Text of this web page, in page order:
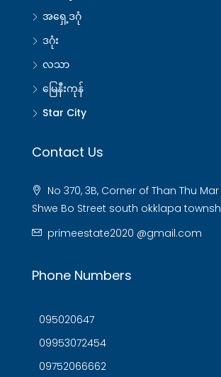
အရှေ့ဒဂုံ
ဒဂုံး
လသာ
မြေနီးကုန်
Star City
Contact Us
No 370, 3B, Corner of Than Thu
Shwe Bo Street south okklapa
primeestate2020 @gmail.com
Phone Numbers
095020647
09953072454
09752066662